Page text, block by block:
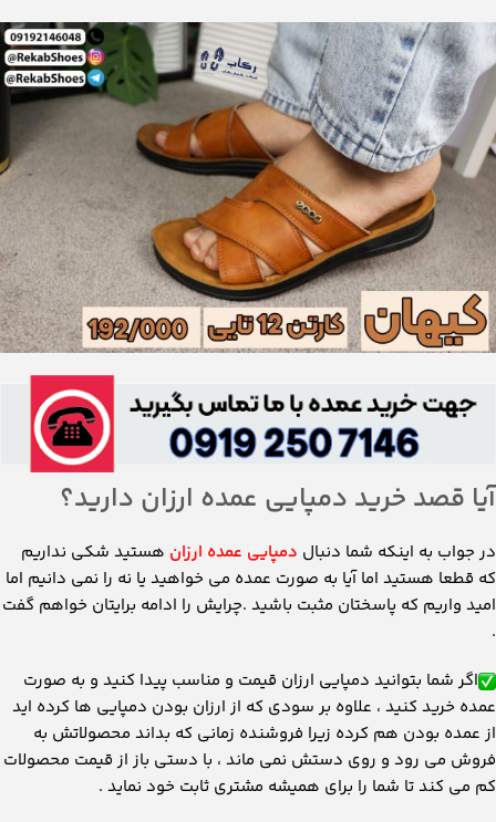
آیا قصد خرید دمپایی عمده ارزان دارید؟
در جواب به اینکه شما دنبال دمپایی عمده ارزان هستید شکی نداریم
که قطعا هستید اما آیا به صورت عمده می خواهید یا نه را نمی دانیم اما
امید واریم که پاسختان مثبت باشید .چرایش را ادامه برایتان خواهم گفت
.
اگر شما بتوانید دمپایی ارزان قیمت و مناسب پیدا کنید و به صورت
عمده خرید کنید ، علاوه بر سودی که از ارزان بودن دمپایی ها کرده اید
از عمده بودن هم کرده زیرا فروشنده زمانی که بداند محصولاتش به
فروش می رود و روی دستش نمی ماند ، با دستی باز از قیمت محصولات
کم می کند تا شما را برای همیشه مشتری ثابت خود نماید .